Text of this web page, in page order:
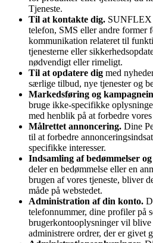
Tjeneste.
Til at kontakte dig. SUNFLEX
telefon, SMS eller andre former
kommunikation relateret til
tjenesterne eller
nødvendigt eller rimeligt.
Til at opdatere dig med
særlige tilbud, nye tjenester og
Markedsføring og
bruge ikke-specifikke
med henblik på at forbedre
Målrettet annoncering. Dine
til at forbedre
specifikke interesser.
Indsamling af bedømmelser
deler en bedømmelse eller en
brugen af vores tjeneste, bliver
måde på webstedet.
Administration af din konto.
telefonnummer, dine profiler på
brugerkontooplysninger vil
administrere ordrer, der er givet